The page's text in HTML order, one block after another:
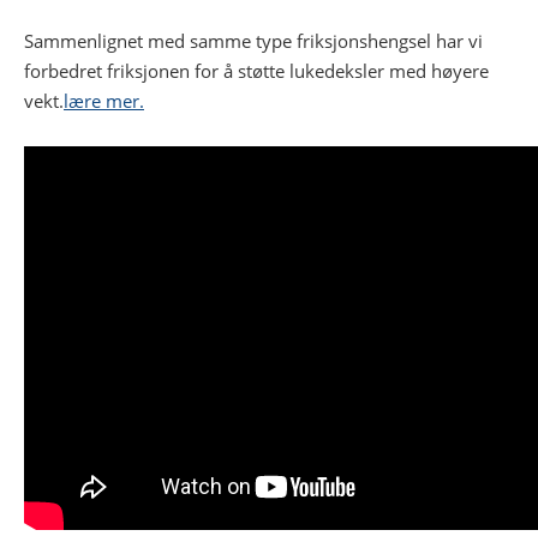
Sammenlignet med samme type friksjonshengsel har vi
forbedret friksjonen for å støtte lukedeksler med høyere
vekt.lære mer.